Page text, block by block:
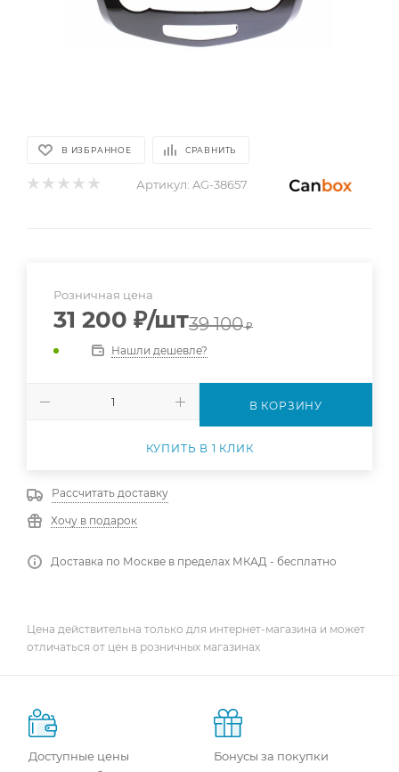
В ИЗБРАННОЕ СРАВНИТЬ
Артикул: AG-38657
Розничная цена
31 200 ₽/шт39 100₽
Нашли дешевле?
В КОРЗИНУ
КУПИТЬ В 1 КЛИК
Рассчитать доставку
Хочу в подарок
Доставка по Москве в пределах МКАД - бесплатно
Цена действительна только для интернет-магазина и может
отличаться от цен в розничных магазинах
Доступные цены
Бонусы за покупки